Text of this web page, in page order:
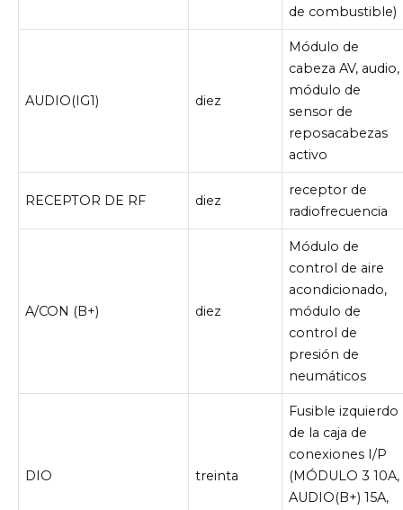
de combustible)
AUDIO(IG1) diez
Módulo de
cabeza AV, audio,
módulo de
sensor de
reposacabezas
activo
RECEPTOR DE RF diez
receptor de
radiofrecuencia
A/CON (B+) diez
Módulo de
control de aire
acondicionado,
módulo de
control de
presión de
neumáticos
DIO treinta
Fusible izquierdo
de la caja de
conexiones I/P
(MÓDULO 3 10A,
AUDIO(B+) 15A,